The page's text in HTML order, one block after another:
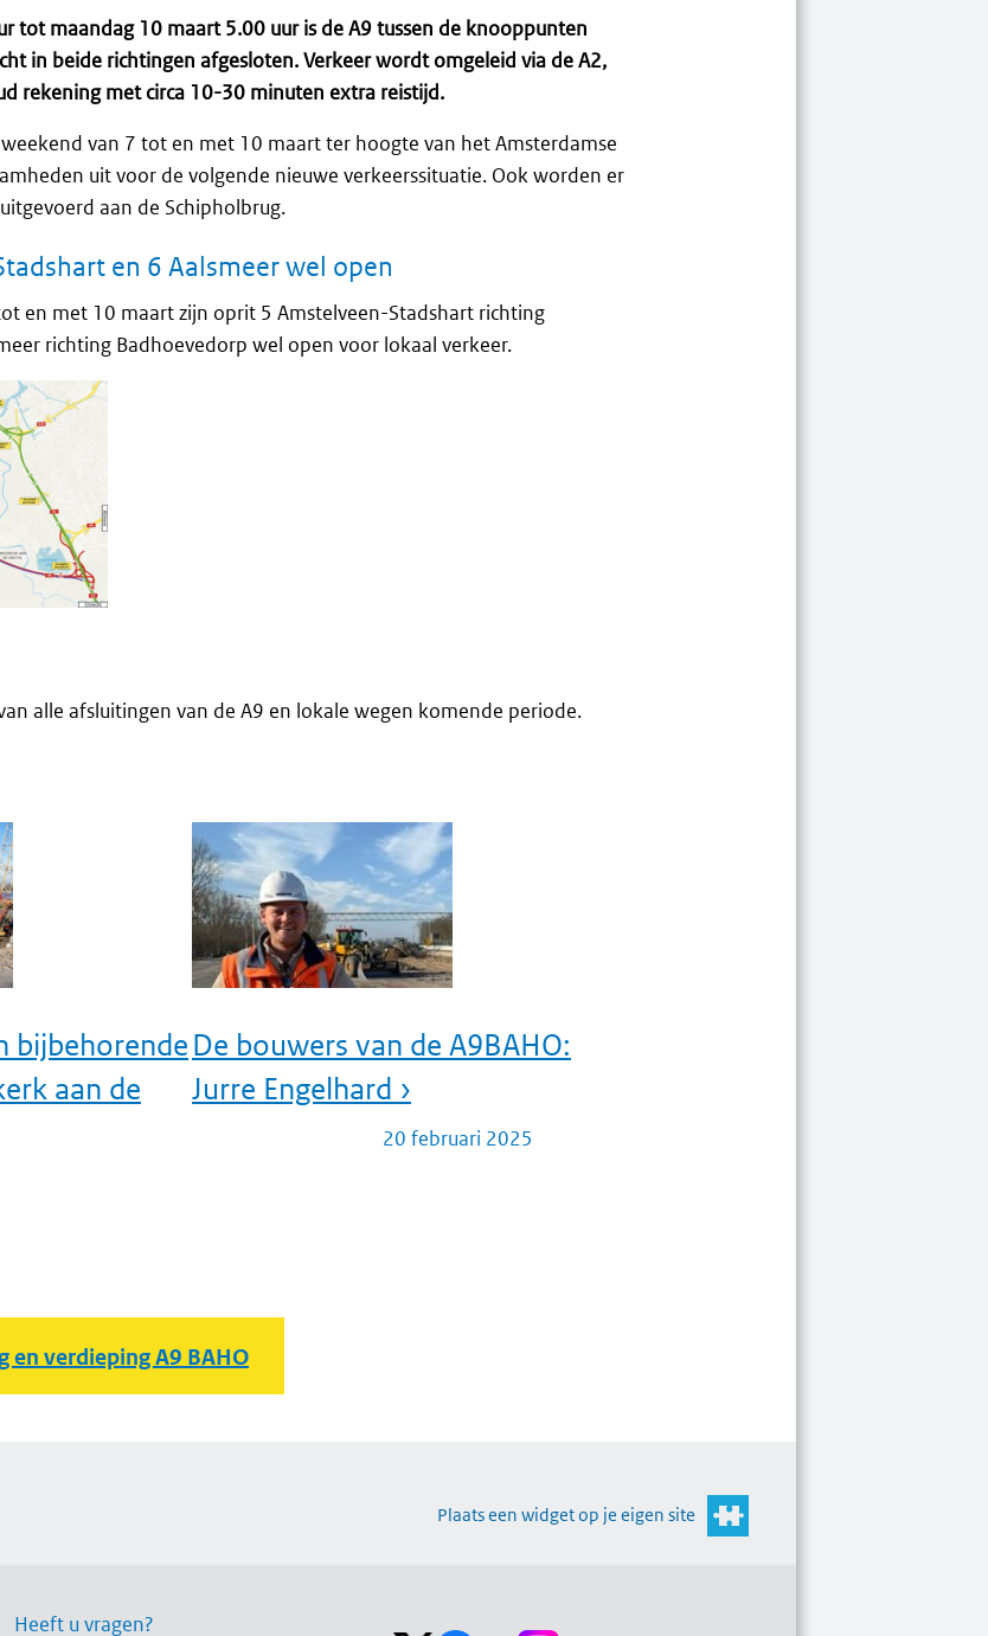
tot maandag 10 maart 5.00 uur is de A9 tussen de knooppunten
in beide richtingen afgesloten. Verkeer wordt omgeleid via de A2,
rekening met circa 10-30 minuten extra reistijd.
van 7 tot en met 10 maart ter hoogte van het Amsterdamse
uit voor de volgende nieuwe verkeerssituatie. Ook worden er
aan de Schipholbrug.
en 6 Aalsmeer wel open
en met 10 maart zijn oprit 5 Amstelveen-Stadshart richting
richting Badhoevedorp wel open voor lokaal verkeer.
alle afsluitingen van de A9 en lokale wegen komende periode.
bijbehorende
aan de
De bouwers van de A9BAHO:
Jurre Engelhard ›
20 februari 2025
en verdieping A9 BAHO
Plaats een widget op je eigen site
Heeft u vragen?